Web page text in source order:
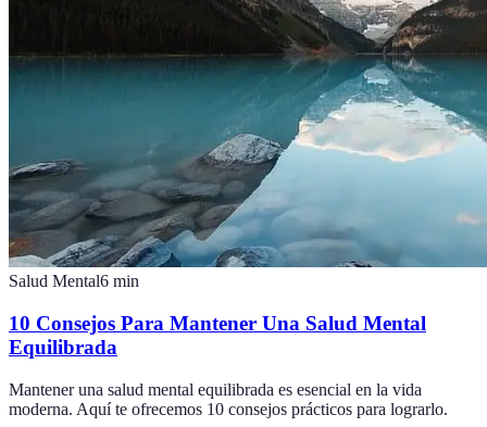
Salud Mental6 min
10 Consejos Para Mantener Una Salud Mental
Equilibrada
Mantener una salud mental equilibrada es esencial en la vida
moderna. Aquí te ofrecemos 10 consejos prácticos para lograrlo.